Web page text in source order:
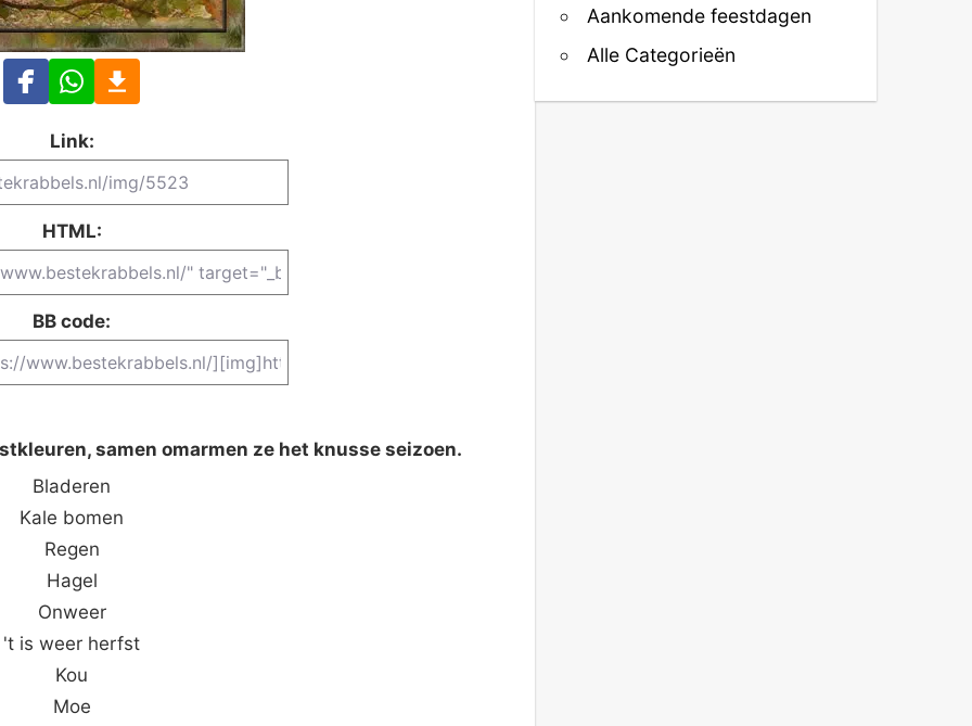
Link:
HTML:
BB code:
samen omarmen ze het knusse seizoen.
Bladeren
Kale bomen
Regen
Hagel
Onweer
't is weer herfst
Kou
Moe
Aankomende feestdagen
Alle Categorieën